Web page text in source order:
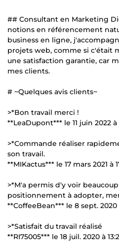
## Consultant en Marketing
notions en référencement
business en ligne,
projets web, comme si c'était
une satisfaction garantie, car
mes clients.
# ~Quelques avis clients~
>*Bon travail merci !
**LeaDupont*** le 11 juin 2022 à
>*Commande réaliser
son travail.
**MIKactus*** le 17 mars 2021 à
>*M'a permis d'y voir
positionnement à adopter,
**CoffeeBean*** le 8 sept. 2020
>*Satisfait du travail réalisé
**RI75005*** le 18 juil. 2020 à